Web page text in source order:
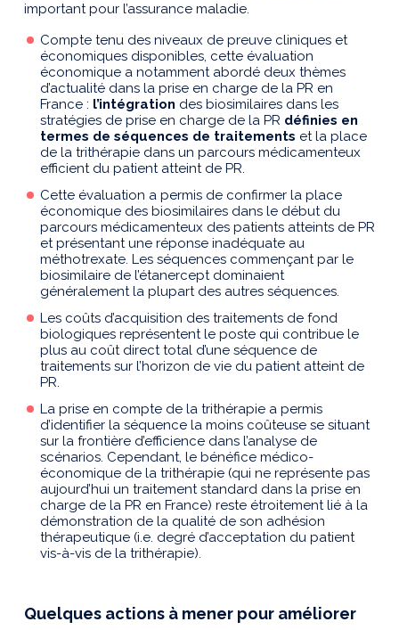
important pour l’assurance maladie.
Compte tenu des niveaux de preuve cliniques et
économiques disponibles, cette évaluation
économique a notamment abordé deux thèmes
d’actualité dans la prise en charge de la PR en
France : l’intégration des biosimilaires dans les
stratégies de prise en charge de la PR définies en
termes de séquences de traitements et la place
de la trithérapie dans un parcours médicamenteux
efficient du patient atteint de PR.
Cette évaluation a permis de confirmer la place
économique des biosimilaires dans le début du
parcours médicamenteux des patients atteints de PR
et présentant une réponse inadéquate au
méthotrexate. Les séquences commençant par le
biosimilaire de l’étanercept dominaient
généralement la plupart des autres séquences.
Les coûts d’acquisition des traitements de fond
biologiques représentent le poste qui contribue le
plus au coût direct total d’une séquence de
traitements sur l’horizon de vie du patient atteint de
PR.
La prise en compte de la trithérapie a permis
d’identifier la séquence la moins coûteuse se situant
sur la frontière d’efficience dans l’analyse de
scénarios. Cependant, le bénéfice médico-
économique de la trithérapie (qui ne représente pas
aujourd’hui un traitement standard dans la prise en
charge de la PR en France) reste étroitement lié à la
démonstration de la qualité de son adhésion
thérapeutique (i.e. degré d’acceptation du patient
vis-à-vis de la trithérapie).
Quelques actions à mener pour améliorer